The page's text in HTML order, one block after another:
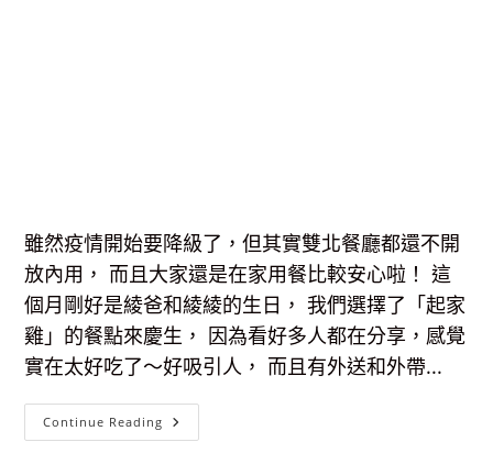
雖然疫情開始要降級了，但其實雙北餐廳都還不開
放內用， 而且大家還是在家用餐比較安心啦！ 這
個月剛好是綾爸和綾綾的生日， 我們選擇了「起家
雞」的餐點來慶生， 因為看好多人都在分享，感覺
實在太好吃了～好吸引人， 而且有外送和外帶...
Continue Reading 【外
帶